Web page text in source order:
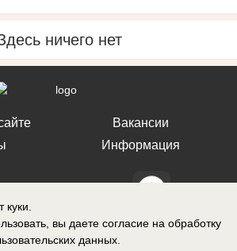
ничего нет
Вакансии
Информация
зарегистрировано Федеральной службой по
информационных технологий и массовых
вы даете согласие на обработку
данных.